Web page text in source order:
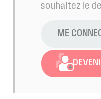
souhaitez le
ME